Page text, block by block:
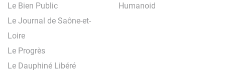
Le Bien Public
Le Journal de Saône-et-
Loire
Le Progrès
Le Dauphiné Libéré
Humanoid